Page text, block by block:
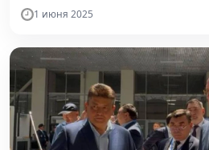
1 июня 2025